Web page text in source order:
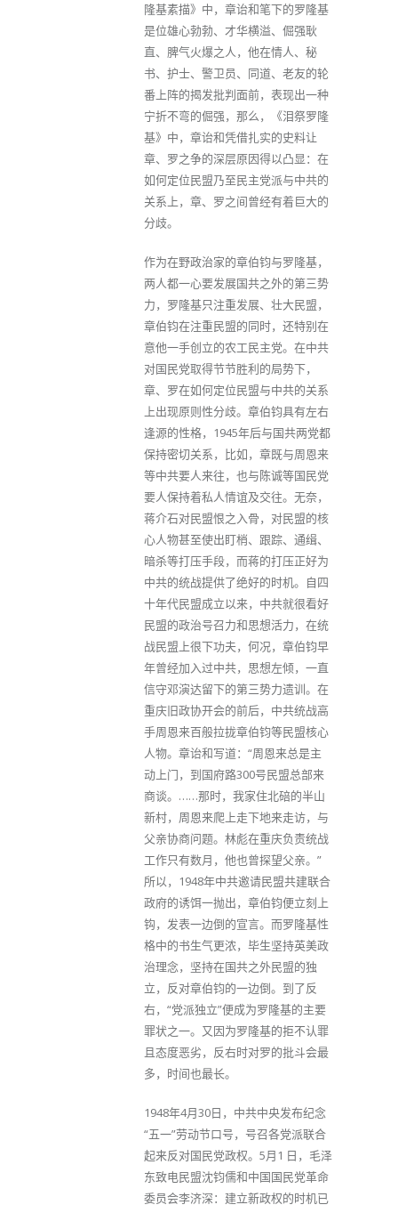
隆基素描》中，章诒和笔下的罗隆基
是位雄心勃勃、才华横溢、倔强耿
直、脾气火爆之人，他在情人、秘
书、护士、警卫员、同道、老友的轮
番上阵的揭发批判面前，表现出一种
宁折不弯的倔强，那么，《泪祭罗隆
基》中，章诒和凭借扎实的史料让
章、罗之争的深层原因得以凸显：在
如何定位民盟乃至民主党派与中共的
关系上，章、罗之间曾经有着巨大的
分歧。
作为在野政治家的章伯钧与罗隆基，
两人都一心要发展国共之外的第三势
力，罗隆基只注重发展、壮大民盟，
章伯钧在注重民盟的同时，还特别在
意他一手创立的农工民主党。在中共
对国民党取得节节胜利的局势下，
章、罗在如何定位民盟与中共的关系
上出现原则性分歧。章伯钧具有左右
逢源的性格，1945年后与国共两党都
保持密切关系，比如，章既与周恩来
等中共要人来往，也与陈诚等国民党
要人保持着私人情谊及交往。无奈，
蒋介石对民盟恨之入骨，对民盟的核
心人物甚至使出盯梢、跟踪、通缉、
暗杀等打压手段，而蒋的打压正好为
中共的统战提供了绝好的时机。自四
十年代民盟成立以来，中共就很看好
民盟的政治号召力和思想活力，在统
战民盟上很下功夫，何况，章伯钧早
年曾经加入过中共，思想左倾，一直
信守邓演达留下的第三势力遗训。在
重庆旧政协开会的前后，中共统战高
手周恩来百般拉拢章伯钧等民盟核心
人物。章诒和写道：“周恩来总是主
动上门，到国府路300号民盟总部来
商谈。……那时，我家住北碚的半山
新村，周恩来爬上走下地来走访，与
父亲协商问题。林彪在重庆负责统战
工作只有数月，他也曾探望父亲。”
所以，1948年中共邀请民盟共建联合
政府的诱饵一抛出，章伯钧便立刻上
钩，发表一边倒的宣言。而罗隆基性
格中的书生气更浓，毕生坚持英美政
治理念，坚持在国共之外民盟的独
立，反对章伯钧的一边倒。到了反
右，“党派独立”便成为罗隆基的主要
罪状之一。又因为罗隆基的拒不认罪
且态度恶劣，反右时对罗的批斗会最
多，时间也最长。
1948年4月30日，中共中央发布纪念
“五一”劳动节口号，号召各党派联合
起来反对国民党政权。5月1 日，毛泽
东致电民盟沈钧儒和中国国民党革命
委员会李济深：建立新政权的时机已